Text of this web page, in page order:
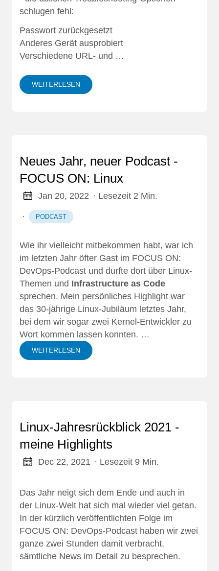
schlugen fehl:
Passwort zurückgesetzt
Anderes Gerät ausprobiert
Verschiedene URL- und …
WEITERLESEN
Neues Jahr, neuer Podcast -
FOCUS ON: Linux
Jan 20, 2022 · Lesezeit 2 Min.
· PODCAST
Wie ihr vielleicht mitbekommen habt, war ich
im letzten Jahr öfter Gast im FOCUS ON:
DevOps-Podcast und durfte dort über Linux-
Themen und Infrastructure as Code
sprechen. Mein persönliches Highlight war
das 30-jährige Linux-Jubiläum letztes Jahr,
bei dem wir sogar zwei Kernel-Entwickler zu
Wort kommen lassen konnten. …
WEITERLESEN
Linux-Jahresrückblick 2021 -
meine Highlights
Dec 22, 2021 · Lesezeit 9 Min.
Das Jahr neigt sich dem Ende und auch in
der Linux-Welt hat sich mal wieder viel getan.
In der kürzlich veröffentlichten Folge im
FOCUS ON: DevOps-Podcast haben wir zwei
ganze zwei Stunden damit verbracht,
sämtliche News im Detail zu besprechen.